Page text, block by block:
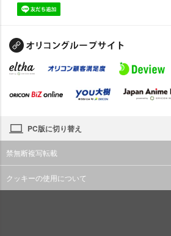
PC版に切り替え
禁無断複写転載
クッキーの使用について